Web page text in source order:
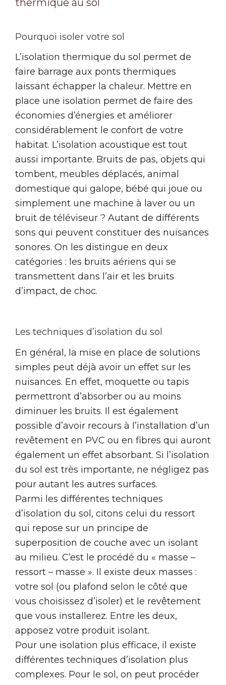
Pourquoi isoler votre sol
L’isolation thermique du sol permet de
faire barrage aux ponts thermiques
laissant échapper la chaleur. Mettre en
place une isolation permet de faire des
économies d’énergies et améliorer
considérablement le confort de votre
habitat. L’isolation acoustique est tout
aussi importante. Bruits de pas, objets qui
tombent, meubles déplacés, animal
domestique qui galope, bébé qui joue ou
simplement une machine à laver ou un
bruit de téléviseur ? Autant de différents
sons qui peuvent constituer des nuisances
sonores. On les distingue en deux
catégories : les bruits aériens qui se
transmettent dans l’air et les bruits
d’impact, de choc.
Les techniques d’isolation du sol
En général, la mise en place de solutions
simples peut déjà avoir un effet sur les
nuisances. En effet, moquette ou tapis
permettront d’absorber ou au moins
diminuer les bruits. Il est également
possible d’avoir recours à l’installation d’un
revêtement en PVC ou en fibres qui auront
également un effet absorbant. Si l’isolation
du sol est très importante, ne négligez pas
pour autant les autres surfaces.
Parmi les différentes techniques
d’isolation du sol, citons celui du ressort
qui repose sur un principe de
superposition de couche avec un isolant
au milieu. C’est le procédé du « masse –
ressort – masse ». Il existe deux masses :
votre sol (ou plafond selon le côté que
vous choisissez d’isoler) et le revêtement
que vous installerez. Entre les deux,
apposez votre produit isolant.
Pour une isolation plus efficace, il existe
différentes techniques d’isolation plus
complexes. Pour le sol, on peut procéder